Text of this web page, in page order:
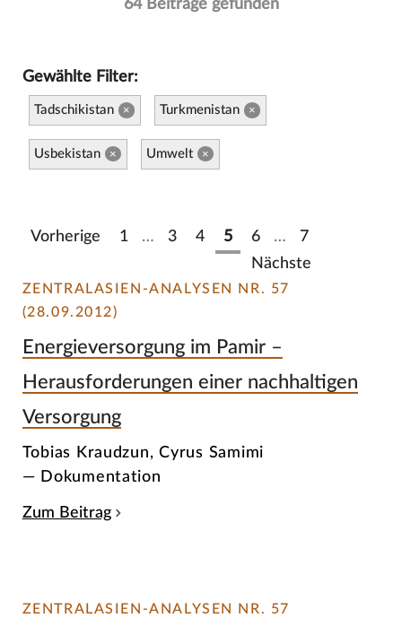
64 Beiträge gefunden
Gewählte Filter:
Tadschikistan × Turkmenistan ×
Usbekistan × Umwelt ×
Vorherige 1 … 3 4 5 6 …
7
Nächste
ZENTRALASIEN-ANALYSEN NR. 57
(28.09.2012)
Energieversorgung im Pamir –
Herausforderungen einer nachhaltigen
Versorgung
Tobias Kraudzun, Cyrus Samimi
— Dokumentation
Zum Beitrag
ZENTRALASIEN-ANALYSEN NR. 57